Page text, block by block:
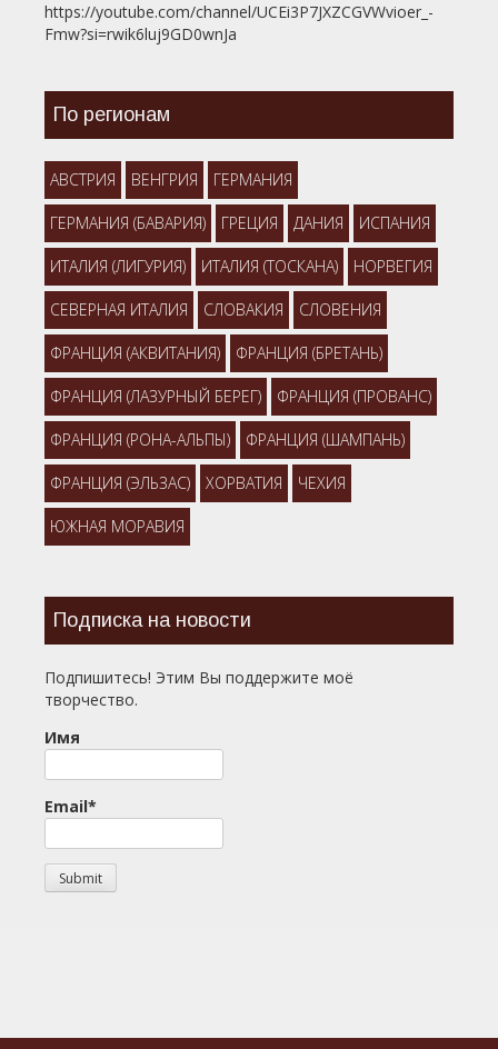
https://youtube.com/channel/UCEi3P7JXZCGVWvioer_-
Fmw?si=rwik6luj9GD0wnJa
По регионам
АВСТРИЯ ВЕНГРИЯ ГЕРМАНИЯ
ГЕРМАНИЯ (БАВАРИЯ) ГРЕЦИЯ ДАНИЯ ИСПАНИЯ
ИТАЛИЯ (ЛИГУРИЯ) ИТАЛИЯ (ТОСКАНА) НОРВЕГИЯ
СЕВЕРНАЯ ИТАЛИЯ СЛОВАКИЯ СЛОВЕНИЯ
ФРАНЦИЯ (АКВИТАНИЯ) ФРАНЦИЯ (БРЕТАНЬ)
ФРАНЦИЯ (ЛАЗУРНЫЙ БЕРЕГ) ФРАНЦИЯ (ПРОВАНС)
ФРАНЦИЯ (РОНА-АЛЬПЫ) ФРАНЦИЯ (ШАМПАНЬ)
ФРАНЦИЯ (ЭЛЬЗАС) ХОРВАТИЯ ЧЕХИЯ
ЮЖНАЯ МОРАВИЯ
Подписка на новости
Подпишитесь! Этим Вы поддержите моё
творчество.
Имя
Email*